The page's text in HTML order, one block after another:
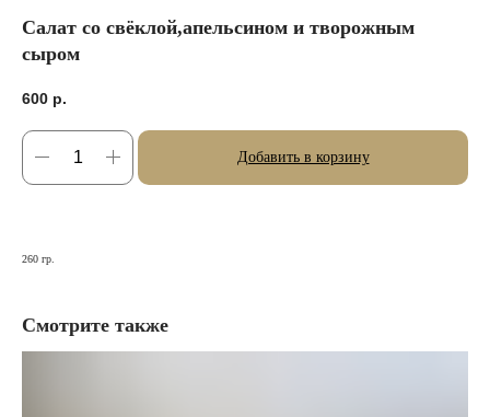
Салат со свёклой,апельсином и творожным
сыром
600 р.
Добавить в корзину
260 гр.
Смотрите также